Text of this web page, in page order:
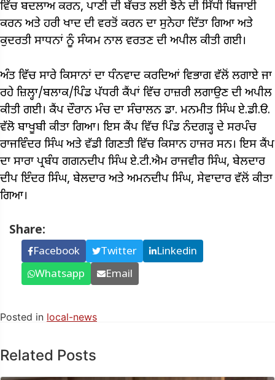
ਵਿੱਚ ਬਦਲਾਅ ਕਰਨ, ਪਾਣੀ ਦੀ ਬੱਚਤ ਲਈ ਝੋਨੇ ਦੀ ਸਿੱਧੀ ਬਿਜਾਈ
ਕਰਨ ਅਤੇ ਹਰੀ ਖਾਦ ਦੀ ਵਰਤੋਂ ਕਰਨ ਦਾ ਸੁਨੇਹਾ ਦਿੱਤਾ ਗਿਆ ਅਤੇ
ਕੁਦਰਤੀ ਸਾਧਨਾਂ ਨੂੰ ਸੰਯਮ ਨਾਲ ਵਰਤਣ ਦੀ ਅਪੀਲ ਕੀਤੀ ਗਈ।
ਅੰਤ ਵਿੱਚ ਸਾਰੇ ਕਿਸਾਨਾਂ ਦਾ ਧੰਨਵਾਦ ਕਰਦਿਆਂ ਵਿਭਾਗ ਵੱਲੋਂ ਲਗਾਏ ਜਾ
ਰਹੇ ਜ਼ਿਲ੍ਹਾ/ਬਲਾਕ/ਪਿੰਡ ਪੱਧਰੀ ਕੈਂਪਾਂ ਵਿੱਚ ਹਾਜ਼ਰੀ ਲਗਾਉਣ ਦੀ ਅਪੀਲ
ਕੀਤੀ ਗਈ। ਕੈਂਪ ਦੌਰਾਨ ਮੰਚ ਦਾ ਸੰਚਾਲਨ ਡਾ. ਮਨਮੀਤ ਸਿੰਘ ਏ.ਡੀ.ੳ.
ਵੱਲੋ ਬਾਖੂਬੀ ਕੀਤਾ ਗਿਆ। ਇਸ ਕੈਂਪ ਵਿੱਚ ਪਿੰਡ ਨੰਦਗੜ੍ਹ ਦੇ ਸਰਪੰਚ
ਰਾਜਵਿੰਦਰ ਸਿੰਘ ਅਤੇ ਵੱਡੀ ਗਿਣਤੀ ਵਿੱਚ ਕਿਸਾਨ ਹਾਜਰ ਸਨ। ਇਸ ਕੈਂਪ
ਦਾ ਸਾਰਾ ਪ੍ਰਬੰਧ ਗਗਨਦੀਪ ਸਿੰਘ ਏ.ਟੀ.ਐਮ ਰਾਜਵੀਰ ਸਿੰਘ, ਬੇਲਦਾਰ
ਦੀਪ ਇੰਦਰ ਸਿੰਘ, ਬੇਲਦਾਰ ਅਤੇ ਅਮਨਦੀਪ ਸਿੰਘ, ਸੇਵਾਦਾਰ ਵੱਲੋਂ ਕੀਤਾ
ਗਿਆ।
Share:
Facebook Twitter
Linkedin
Whatsapp
Email
Posted in local-news
Related Posts